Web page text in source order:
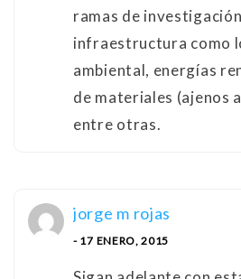
ramas de
infraestructura como
ambiental, energías
de materiales (ajenos
entre otras.
jorge m rojas
- 17 ENERO, 2015